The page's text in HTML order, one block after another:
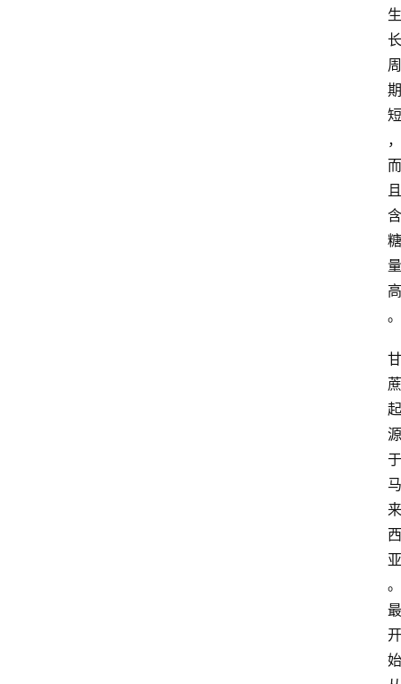
生
长
周
期
短
，
而
且
含
糖
量
高
。
甘
蔗
起
源
于
马
来
西
亚
。
最
开
始